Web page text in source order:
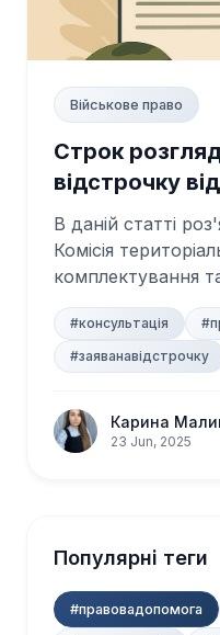
Військове право
Строк
відстрочку
мобілізації
В даній статті
Комісія
комплектування
зобов'язан...
#консультація
#заяванавідстрочку
Карина
23 Jun, 2025
Популярні теги
#правовадопомога